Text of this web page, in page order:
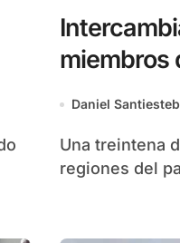
miembros
Defensa
Daniel
Una treintena de funcionarios de varias
regiones del